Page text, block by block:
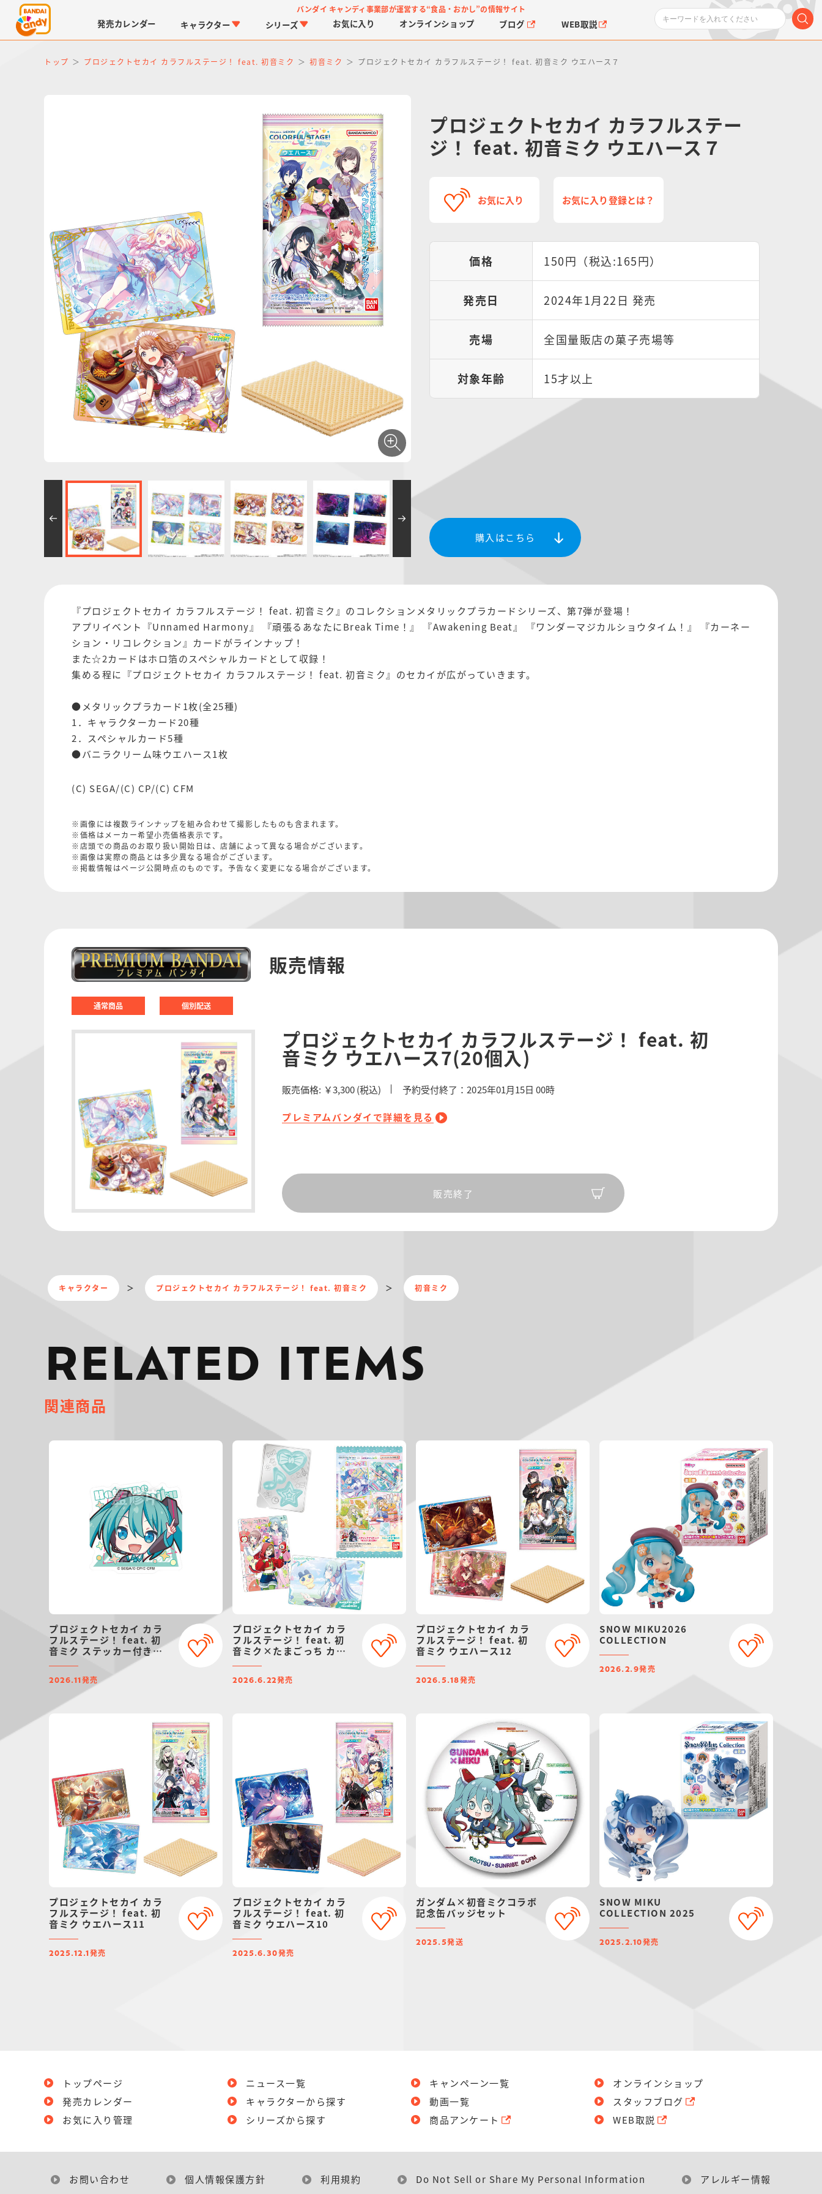
バンダイ キャンディ事業部が運営する“食品・おかし”の情報サイト
発売カレンダー キャラクター
PROJECT R.E.D.・ス
ーパー戦隊シリーズ
シリーズ
つりグミ
お気に入り オンラインショップ ブログ WEB取説
トップ プロジェクトセカイ カラフルステージ！ feat. 初音ミク 初音ミク プロジェクトセカイ カラフルステージ！ feat. 初音ミク ウエハース７
プロジェクトセカイ カラフルステー
ジ！ feat. 初音ミク ウエハース７
お気に入り お気に入り登録とは？
価格 150円（税込:165円）
発売日 2024年1月22日 発売
売場 全国量販店の菓子売場等
対象年齢 15才以上
購入はこちら
『プロジェクトセカイ カラフルステージ！ feat. 初音ミク』のコレクションメタリックプラカードシリーズ、第7弾が登場！
アプリイベント『Unnamed Harmony』 『頑張るあなたにBreak Time！』 『Awakening Beat』 『ワンダーマジカルショウタイム！』 『カーネー
ション・リコレクション』カードがラインナップ！
また☆2カードはホロ箔のスペシャルカードとして収録！
集める程に『プロジェクトセカイ カラフルステージ！ feat. 初音ミク』のセカイが広がっていきます。
●メタリックプラカード1枚(全25種)
1．キャラクターカード20種
2．スペシャルカード5種
●バニラクリーム味ウエハース1枚
(C) SEGA/(C) CP/(C) CFM
※画像には複数ラインナップを組み合わせて撮影したものも含まれます。
※価格はメーカー希望小売価格表示です。
※店頭での商品のお取り扱い開始日は、店舗によって異なる場合がございます。
※画像は実際の商品とは多少異なる場合がございます。
※掲載情報はページ公開時点のものです。予告なく変更になる場合がございます。
販売情報
通常商品 個別配送
プロジェクトセカイ カラフルステージ！ feat. 初
音ミク ウエハース7(20個入)
販売価格: ￥3,300(税込) 予約受付終了：2025年01月15日 00時
プレミアムバンダイで詳細を見る
販売終了
キャラクター プロジェクトセカイ カラフルステージ！ feat. 初音ミク 初音ミク
RELATED ITEMS
関連商品
プロジェクトセカイ カラ
フルステージ！ feat. 初
音ミク ステッカー付きビ
2026.11 発売
プロジェクトセカイ カラ
フルステージ！ feat. 初
音ミク×たまごっち カー
2026.6.22発売
プロジェクトセカイ カラ
フルステージ！ feat. 初
音ミク ウエハース12
2026.5.18発売
SNOW MIKU2026
COLLECTION
2026.2.9発売
プロジェクトセカイ カラ
フルステージ！ feat. 初
音ミク ウエハース11
2025.12.1 発売
プロジェクトセカイ カラ
フルステージ！ feat. 初
音ミク ウエハース10
2025.6.30発売
ガンダム×初音ミクコラボ
記念缶バッジセット
2025.5発送
SNOW MIKU
COLLECTION 2025
2025.2.10発売
トップページ
発売カレンダー
お気に入り管理
ニュース一覧
キャラクターから探す
シリーズから探す
キャンペーン一覧
動画一覧
商品アンケート
オンラインショップ
スタッフブログ
WEB取説
お問い合わせ 個人情報保護方針 利用規約 Do Not Sell or Share My Personal Information アレルギー情報